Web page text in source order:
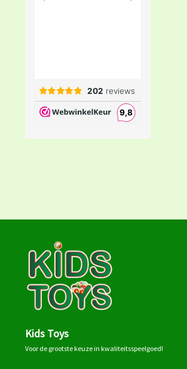
Kids Toys
Voor de grootste keuze in kwaliteitsspeelgoed!